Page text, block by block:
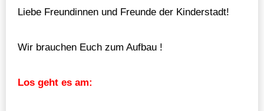
Liebe Freundinnen und Freunde der Kinderstadt!
Wir brauchen Euch zum Aufbau !
Los geht es am: